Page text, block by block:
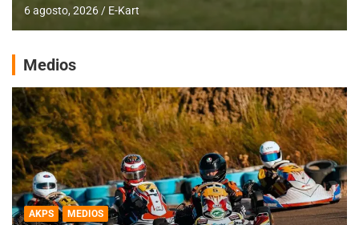
6 agosto, 2026 E-Kart
Medios
AKPS MEDIOS